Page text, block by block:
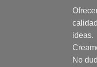
ideas.
No